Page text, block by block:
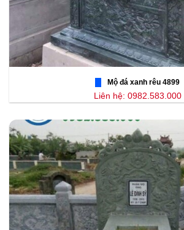
Mộ đá xanh rêu 4899
Liên hệ: 0982.583.000